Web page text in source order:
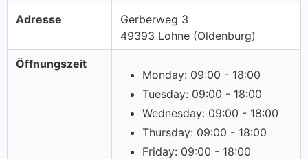
Adresse
Gerberweg 3
49393 Lohne (Oldenburg)
Öffnungszeit
Monday: 09:00 - 18:00
Tuesday: 09:00 - 18:00
Wednesday: 09:00 - 18:00
Thursday: 09:00 - 18:00
Friday: 09:00 - 18:00